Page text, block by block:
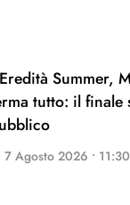
Summer,
tutto: il finale
7 Agosto 2026 • 11:30